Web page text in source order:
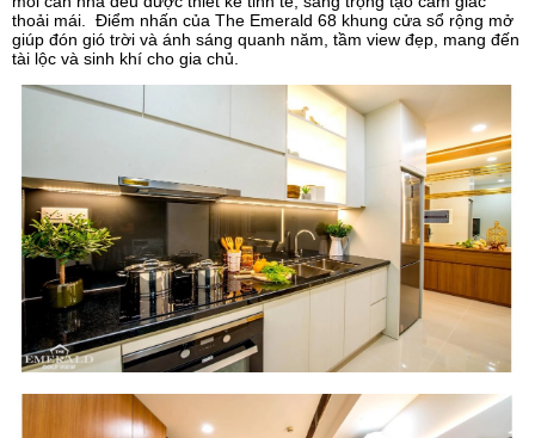
thoải mái. Điểm nhấn của The Emerald 68 khung cửa sổ rộng mở
giúp đón gió trời và ánh sáng quanh năm, tầm view đẹp, mang đến
tài lộc và sinh khí cho gia chủ.